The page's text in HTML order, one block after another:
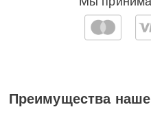
Преимущества